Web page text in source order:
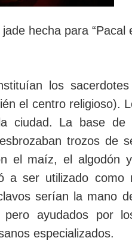
hecha para “Pacal
los
el centro religioso).
ciudad. La base
trozos de
el maíz, el algodón
a ser utilizado
serían la mano
pero ayudados por
especializados.